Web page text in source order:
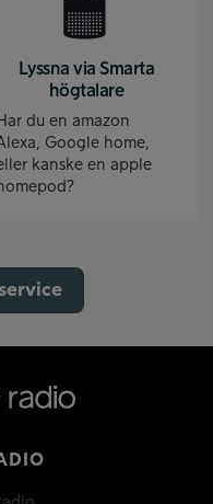
Lyssna via Smarta
högtalare
du en amazon
Google home,
kanske en apple